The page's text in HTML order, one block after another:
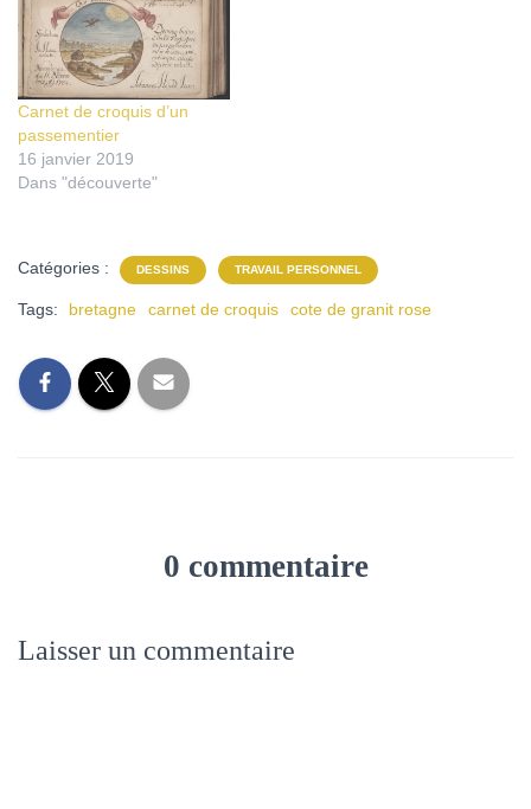
Carnet de croquis d’un
passementier
16 janvier 2019
Dans "découverte"
Catégories : DESSINS TRAVAIL PERSONNEL
Tags: bretagne carnet de croquis cote de granit rose
0 commentaire
Laisser un commentaire